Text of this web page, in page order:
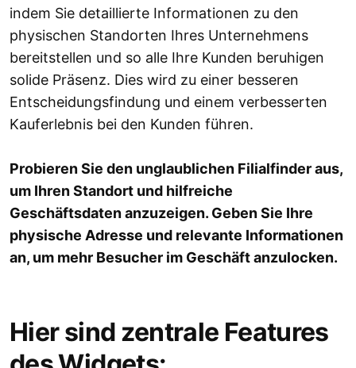
indem Sie detaillierte Informationen zu den
physischen Standorten Ihres Unternehmens
bereitstellen und so alle Ihre Kunden beruhigen
solide Präsenz. Dies wird zu einer besseren
Entscheidungsfindung und einem verbesserten
Kauferlebnis bei den Kunden führen.
Probieren Sie den unglaublichen Filialfinder aus,
um Ihren Standort und hilfreiche
Geschäftsdaten anzuzeigen. Geben Sie Ihre
physische Adresse und relevante Informationen
an, um mehr Besucher im Geschäft anzulocken.
Hier sind zentrale Features